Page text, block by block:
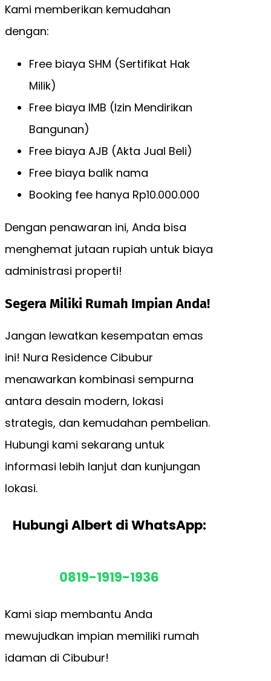
Kami memberikan kemudahan
dengan:
Free biaya SHM (Sertifikat Hak
Milik)
Free biaya IMB (Izin Mendirikan
Bangunan)
Free biaya AJB (Akta Jual Beli)
Free biaya balik nama
Booking fee hanya Rp10.000.000
Dengan penawaran ini, Anda bisa
menghemat jutaan rupiah untuk biaya
administrasi properti!
Segera Miliki Rumah Impian Anda!
Jangan lewatkan kesempatan emas
ini! Nura Residence Cibubur
menawarkan kombinasi sempurna
antara desain modern, lokasi
strategis, dan kemudahan pembelian.
Hubungi kami sekarang untuk
informasi lebih lanjut dan kunjungan
lokasi.
Hubungi Albert di WhatsApp:
0819-1919-1936
Kami siap membantu Anda
mewujudkan impian memiliki rumah
idaman di Cibubur!